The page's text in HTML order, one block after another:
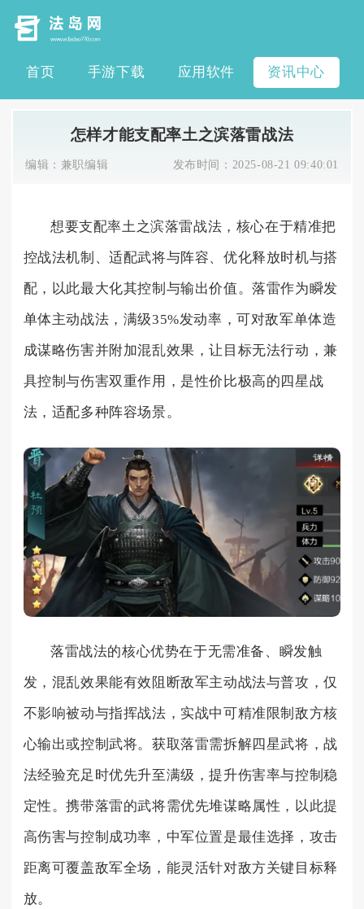
首页 手游下载 应用软件 资讯中心
怎样才能支配率土之滨落雷战法
编辑： 兼职编辑 发布时间： 2025-08-21 09:40:01
想要支配率土之滨落雷战法，核心在于精准把
控战法机制、适配武将与阵容、优化释放时机与搭
配，以此最大化其控制与输出价值。落雷作为瞬发
单体主动战法，满级35%发动率，可对敌军单体造
成谋略伤害并附加混乱效果，让目标无法行动，兼
具控制与伤害双重作用，是性价比极高的四星战
法，适配多种阵容场景。
落雷战法的核心优势在于无需准备、瞬发触
发，混乱效果能有效阻断敌军主动战法与普攻，仅
不影响被动与指挥战法，实战中可精准限制敌方核
心输出或控制武将。获取落雷需拆解四星武将，战
法经验充足时优先升至满级，提升伤害率与控制稳
定性。携带落雷的武将需优先堆谋略属性，以此提
高伤害与控制成功率，中军位置是最佳选择，攻击
距离可覆盖敌军全场，能灵活针对敌方关键目标释
放。